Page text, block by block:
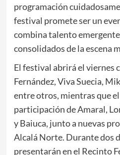
programación
festival promete ser un
combina talento
consolidados de la escena
El festival abrirá el viernes
Fernández, Viva Suecia,
entre otros, mientras que
participación de Amaral,
y Baiuca, junto a nuevas
Alcalá Norte. Durante dos
presentarán en el Recinto